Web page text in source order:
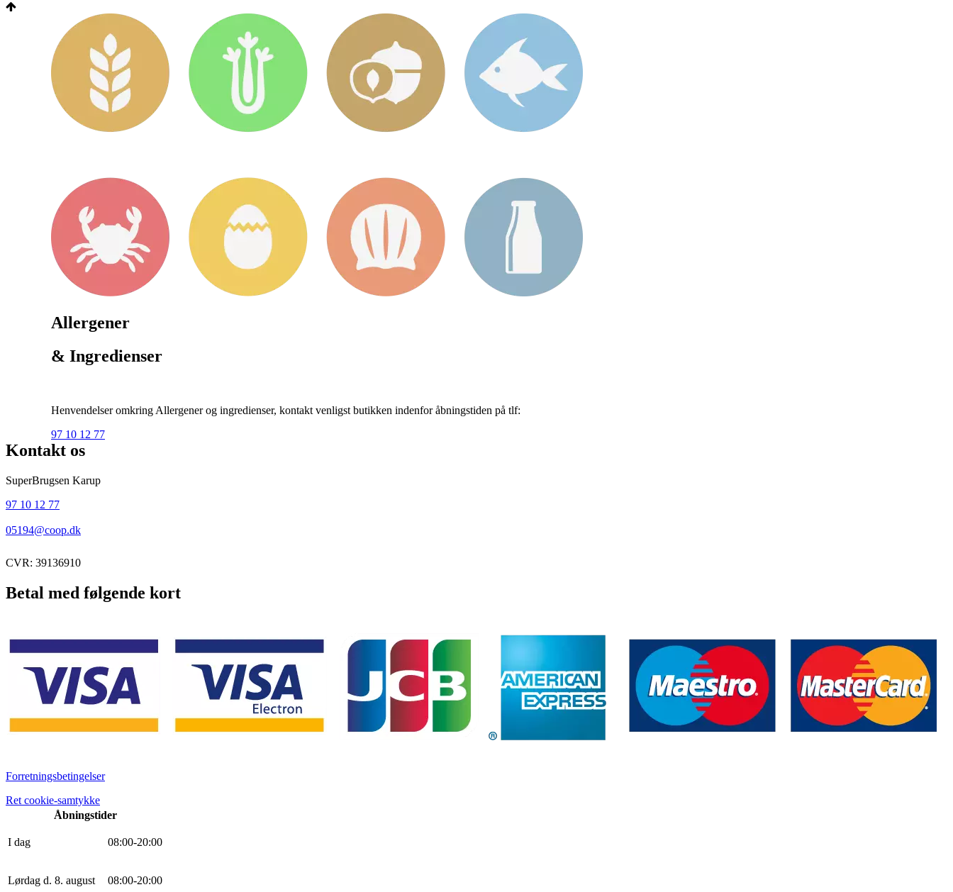
Allergener
& Ingredienser
Henvendelser omkring Allergener og ingredienser, kontakt venligst butikken indenfor åbningstiden på tlf:
97 10 12 77
Kontakt os
SuperBrugsen Karup
97 10 12 77
05194@coop.dk
CVR: 39136910
Betal med følgende kort
Forretningsbetingelser
Ret cookie-samtykke
Åbningstider
I dag 08:00-20:00
Lørdag d. 8. august 08:00-20:00